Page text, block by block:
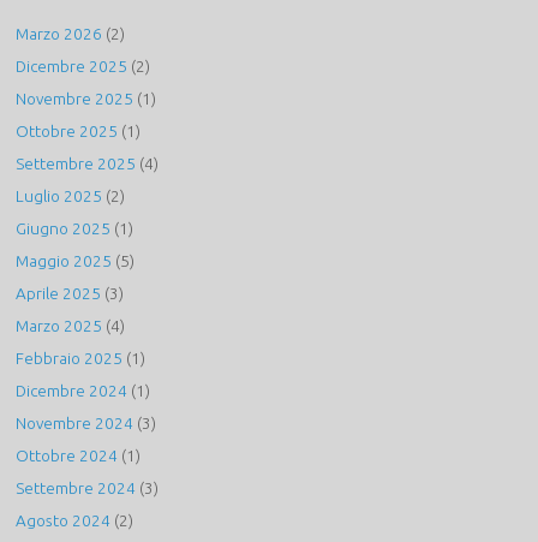
Marzo 2026 (2)
Dicembre 2025 (2)
Novembre 2025 (1)
Ottobre 2025 (1)
Settembre 2025 (4)
Luglio 2025 (2)
Giugno 2025 (1)
Maggio 2025 (5)
Aprile 2025 (3)
Marzo 2025 (4)
Febbraio 2025 (1)
Dicembre 2024 (1)
Novembre 2024 (3)
Ottobre 2024 (1)
Settembre 2024 (3)
Agosto 2024 (2)